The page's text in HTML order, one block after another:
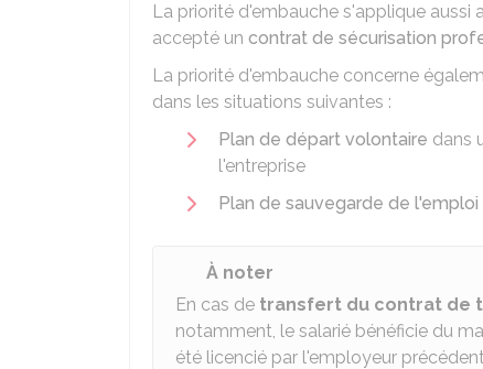
La priorité d'embauche s'applique
accepté un contrat de sécurisation
La priorité d'embauche concerne
dans les situations suivantes :
Plan de départ volontaire dans
l'entreprise
Plan de sauvegarde de l'emploi
À noter
En cas de transfert du contrat de
notamment, le salarié bénéficie du
été licencié par l'employeur